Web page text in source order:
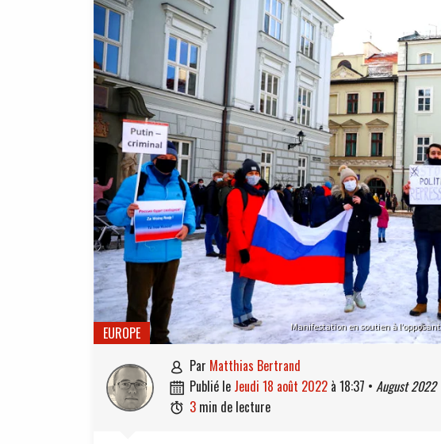
Manifestation en soutien à
EUROPE
 par Matthias Bertrand
 publié le jeudi 18 août 2022 à 18:37 • August 2022
 3 min de lecture